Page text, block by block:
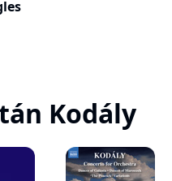
Kodály